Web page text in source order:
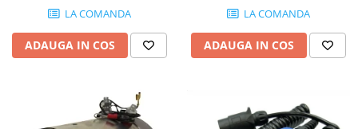
LA COMANDA
ADAUGA IN COS
LA COMANDA
ADAUGA IN COS